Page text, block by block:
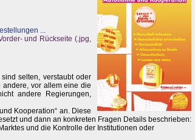
...
und Rückseite (.jpg,
selten, verstaubt oder
vor allem eine die
andere Regierungen,
Kooperation“ an. Diese
und dann an konkreten Fragen Details beschrieben:
und die Kontrolle der Institutionen oder